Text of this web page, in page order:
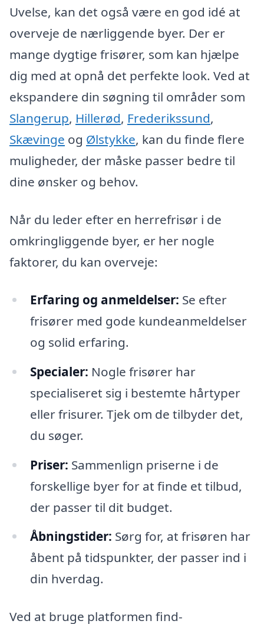
Uvelse, kan det også være en god idé at
overveje de nærliggende byer. Der er
mange dygtige frisører, som kan hjælpe
dig med at opnå det perfekte look. Ved at
ekspandere din søgning til områder som
Slangerup, Hillerød, Frederikssund,
Skævinge og Ølstykke, kan du finde flere
muligheder, der måske passer bedre til
dine ønsker og behov.
Når du leder efter en herrefrisør i de
omkringliggende byer, er her nogle
faktorer, du kan overveje:
Erfaring og anmeldelser: Se efter
frisører med gode kundeanmeldelser
og solid erfaring.
Specialer: Nogle frisører har
specialiseret sig i bestemte hårtyper
eller frisurer. Tjek om de tilbyder det,
du søger.
Priser: Sammenlign priserne i de
forskellige byer for at finde et tilbud,
der passer til dit budget.
Åbningstider: Sørg for, at frisøren har
åbent på tidspunkter, der passer ind i
din hverdag.
Ved at bruge platformen find-